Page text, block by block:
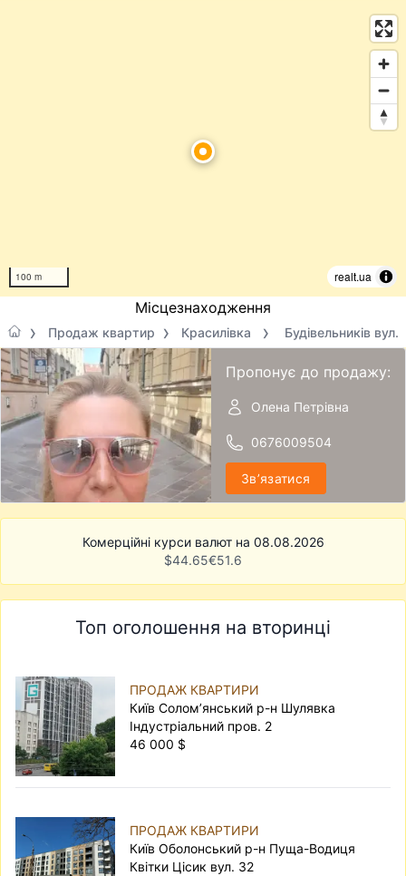
100 m realt.ua
Місцезнаходження
Продаж квартир Красилівка Будівельників вул.
Пропонує до продажу:
Олена Петрівна
0676009504
Звʼязатися
Комерційні курси валют на 08.08.2026
$44.65€51.6
Топ оголошення на вторинці
ПРОДАЖ КВАРТИРИ
Київ Солом’янський р-н Шулявка
Індустріальний пров. 2
46 000 $
ПРОДАЖ КВАРТИРИ
Київ Оболонський р-н Пуща-Водиця
Квітки Цісик вул. 32